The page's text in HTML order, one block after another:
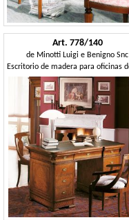
Art. 778/140
de Minotti Luigi e Benigno Snc